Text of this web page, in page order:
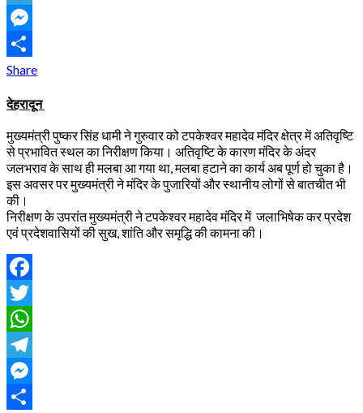
Telegram
Messenger
Share
देहरादून
मुख्यमंत्री पुष्कर सिंह धामी ने गुरुवार को टपकेश्वर महादेव मंदिर क्षेत्र में अतिवृष्टि
से प्रभावित स्थल का निरीक्षण किया। अतिवृष्टि के कारण मंदिर के अंदर
जलभराव के साथ ही मलबा आ गया था, मलबा हटाने का कार्य अब पूर्ण हो चुका है।
इस अवसर पर मुख्यमंत्री ने मंदिर के पुजारियों और स्थानीय लोगों से बातचीत भी
की।
निरीक्षण के उपरांत मुख्यमंत्री ने टपकेश्वर महादेव मंदिर में जलाभिषेक कर प्रदेश
एवं प्रदेशवासियों की सुख, शांति और समृद्धि की कामना की।
Facebook
Twitter
WhatsApp
Telegram
Messenger